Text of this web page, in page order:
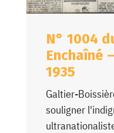
N° 1004
Enchaîné
1935
Galtier-
souligner